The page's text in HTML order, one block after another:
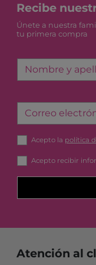
Recibe
Únete a nuestra
tu primera compra
Nombre y
Correo
Acepto la política
Acepto recibir
Atención al